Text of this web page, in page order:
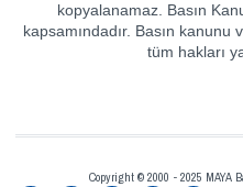
kopyalanamaz. Basın
kapsamındadır. Basın
tüm hakları
Copyright © 2000 - 2025 MAYA